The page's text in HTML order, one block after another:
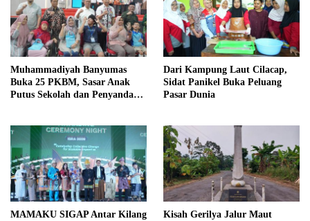
Muhammadiyah Banyumas
Buka 25 PKBM, Sasar Anak
Putus Sekolah dan Penyandang
Dari Kampung Laut Cilacap,
Sidat Panikel Buka Peluang
Pasar Dunia
MAMAKU SIGAP Antar Kilang
Kisah Gerilya Jalur Maut